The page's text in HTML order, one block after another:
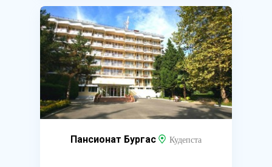
Пансионат Бургас Кудепста